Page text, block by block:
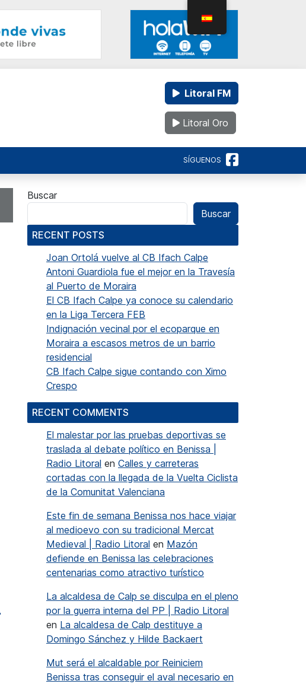
Litoral FM
Litoral Oro
SÍGUENOS
Buscar
Buscar
RECENT POSTS
Joan Ortolá vuelve al CB Ifach Calpe
Antoni Guardiola fue el mejor en la Travesía
al Puerto de Moraira
El CB Ifach Calpe ya conoce su calendario
en la Liga Tercera FEB
Indignación vecinal por el ecoparque en
Moraira a escasos metros de un barrio
residencial
CB Ifach Calpe sigue contando con Ximo
Crespo
RECENT COMMENTS
El malestar por las pruebas deportivas se
traslada al debate político en Benissa |
Radio Litoral en Calles y carreteras
cortadas con la llegada de la Vuelta Ciclista
de la Comunitat Valenciana
Este fin de semana Benissa nos hace viajar
al medioevo con su tradicional Mercat
Medieval | Radio Litoral en Mazón
defiende en Benissa las celebraciones
centenarias como atractivo turístico
La alcaldesa de Calp se disculpa en el pleno
por la guerra interna del PP | Radio Litoral
en La alcaldesa de Calp destituye a
Domingo Sánchez y Hilde Backaert
Mut será el alcaldable por Reiniciem
Benissa tras conseguir el aval necesario en